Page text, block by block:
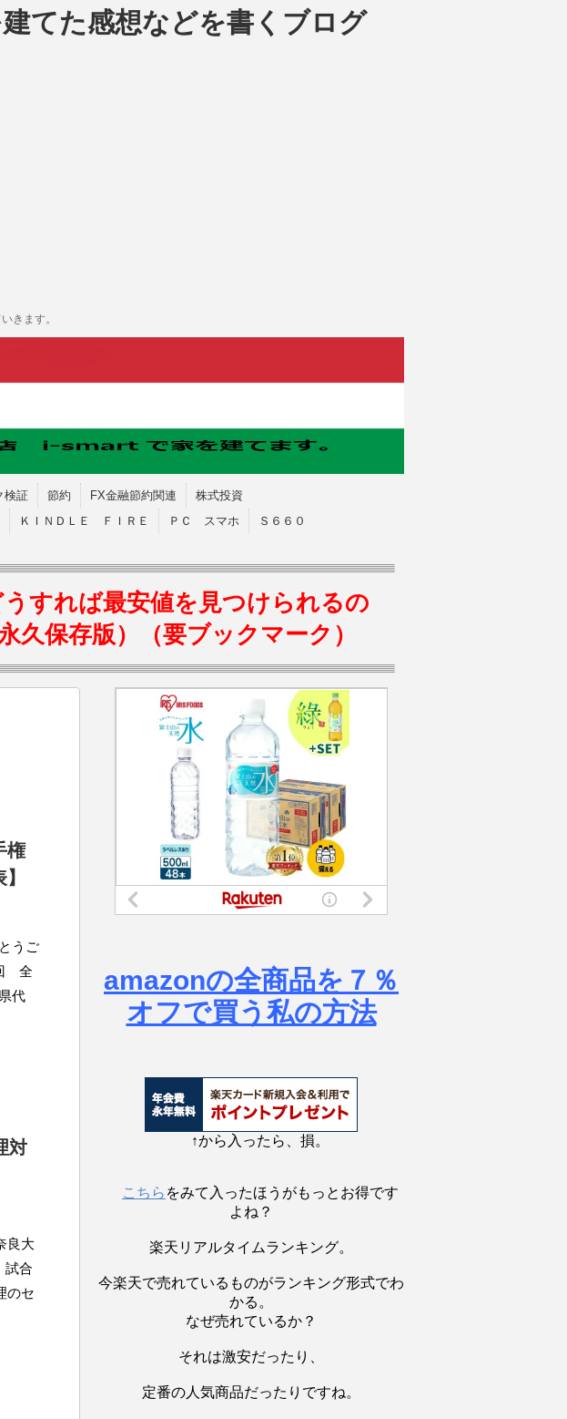
てた感想などを書くブログ
きます。
検証 節約 FX金融節約関連
株式投資
ＫＩＮＤＬＥ ＦＩＲＥ ＰＣ スマホ
Ｓ６６０
すれば最安値を見つけられるの
久保存版）（要ブックマーク）
権
うご
全
代
対
良大
試合
のセ
amazonの全商品を７％
オフで買う私の方法
↑から入ったら、損。
こちら をみて入ったほうがもっとお得です
よね？
楽天リアルタイムランキング。
今楽天で売れているものがランキング形式でわ
かる。
なぜ売れているか？
それは激安だったり、
定番の人気商品だったりですね。